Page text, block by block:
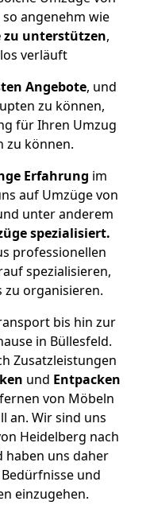
angenehm wie
zu unterstützen,
verläuft
Angebote, und
zu können,
für Ihren Umzug
zu können.
Erfahrung im
auf Umzüge von
unter anderem
spezialisiert.
professionellen
spezialisieren,
zu organisieren.
bis hin zur
in Büllesfeld.
Zusatzleistungen
und Entpacken
von Möbeln
an. Wir sind uns
Heidelberg nach
haben uns daher
und
einzugehen.